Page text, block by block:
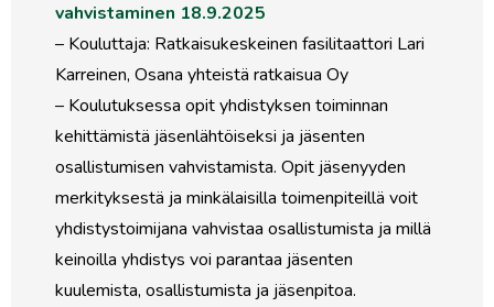
vahvistaminen 18.9.2025
– Kouluttaja: Ratkaisukeskeinen fasilitaattori Lari
Karreinen, Osana yhteistä ratkaisua Oy
– Koulutuksessa opit yhdistyksen toiminnan
kehittämistä jäsenlähtöiseksi ja jäsenten
osallistumisen vahvistamista. Opit jäsenyyden
merkityksestä ja minkälaisilla toimenpiteillä voit
yhdistystoimijana vahvistaa osallistumista ja millä
keinoilla yhdistys voi parantaa jäsenten
kuulemista, osallistumista ja jäsenpitoa.